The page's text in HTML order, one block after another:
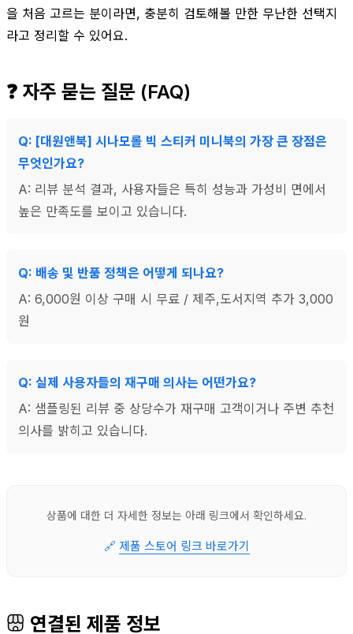
을 처음 고르는 분이라면, 충분히 검토해볼 만한 무난한 선택지
라고 정리할 수 있어요.
❓ 자주 묻는 질문 (FAQ)
Q: [대원앤북] 시나모롤 빅 스티커 미니북의 가장 큰 장점은
무엇인가요?
A: 리뷰 분석 결과, 사용자들은 특히 성능과 가성비 면에서
높은 만족도를 보이고 있습니다.
Q: 배송 및 반품 정책은 어떻게 되나요?
A: 6,000원 이상 구매 시 무료 / 제주,도서지역 추가 3,000
원
Q: 실제 사용자들의 재구매 의사는 어떤가요?
A: 샘플링된 리뷰 중 상당수가 재구매 고객이거나 주변 추천
의사를 밝히고 있습니다.
상품에 대한 더 자세한 정보는 아래 링크에서 확인하세요.
🔗 제품 스토어 링크 바로가기
연결된 제품 정보